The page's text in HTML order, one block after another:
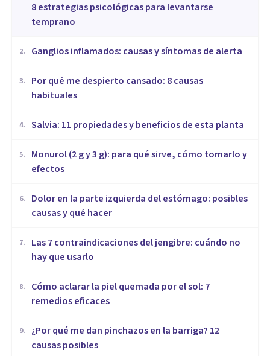
8 estrategias psicológicas para levantarse
temprano
2. Ganglios inflamados: causas y síntomas de alerta
3.
Por qué me despierto cansado: 8 causas
habituales
4. Salvia: 11 propiedades y beneficios de esta planta
5.
Monurol (2 g y 3 g): para qué sirve, cómo tomarlo y
efectos
6.
Dolor en la parte izquierda del estómago: posibles
causas y qué hacer
7.
Las 7 contraindicaciones del jengibre: cuándo no
hay que usarlo
8.
Cómo aclarar la piel quemada por el sol: 7
remedios eficaces
9.
¿Por qué me dan pinchazos en la barriga? 12
causas posibles